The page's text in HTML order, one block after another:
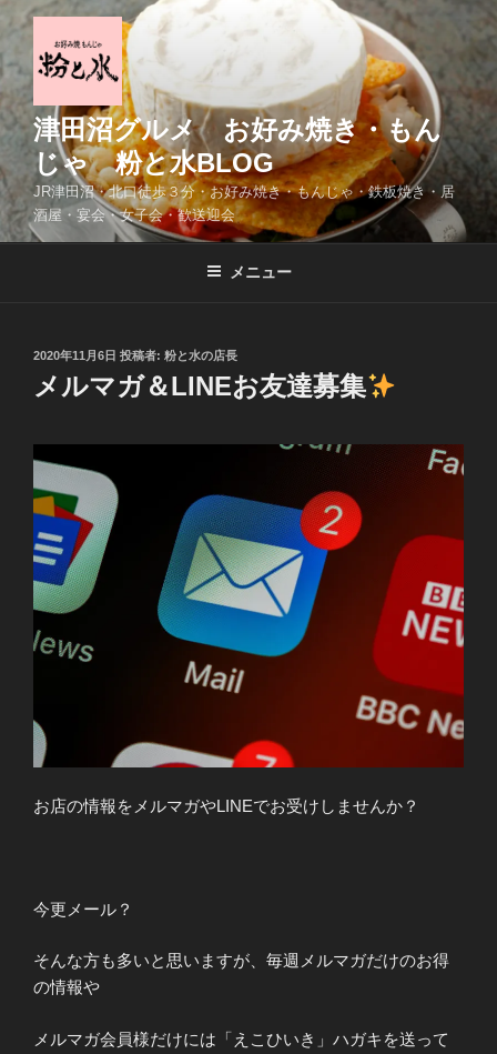
コ
テ
ン
ツ
ス
キ
ッ
津田沼グルメ お好み焼き・もん
じゃ 粉と水BLOG
JR津田沼・北口徒歩３分・お好み焼き・もんじゃ・鉄板焼き・居
酒屋・宴会・女子会・歓送迎会
メニュー
投
日:
2020年11月6日 投稿者: 粉と水の店長
メルマガ＆LINEお友達募集
お店の情報をメルマガやLINEでお受けしませんか？
今更メール？
そんな方も多いと思いますが、毎週メルマガだけのお得
の情報や
メルマガ会員様だけには「えこひいき」ハガキを送って